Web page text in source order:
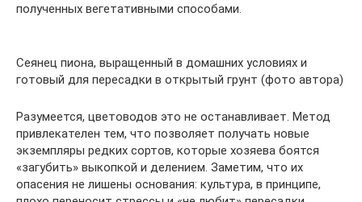
полученных вегетативными способами.
Сеянец пиона, выращенный в домашних условиях и
готовый для пересадки в открытый грунт (фото автора)
Разумеется, цветоводов это не останавливает. Метод
привлекателен тем, что позволяет получать новые
экземпляры редких сортов, которые хозяева боятся
«загубить» выкопкой и делением. Заметим, что их
опасения не лишены основания: культура, в принципе,